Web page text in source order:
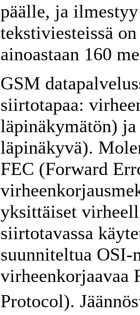
päälle, ja
tekstiviesteissä
ainoastaan 160
GSM
siirtotapaa:
läpinäkymätön)
läpinäkyvä).
FEC (Forward
yksittäiset
siirtotavassa
suunniteltua
virheenkorjaavaa
Protocol).